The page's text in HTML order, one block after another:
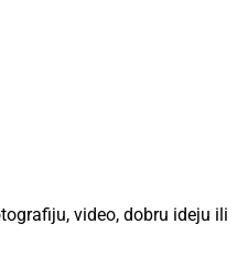
video, dobru ideju ili